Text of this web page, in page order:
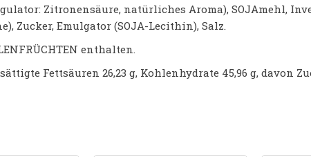
Zitronensäure, natürliches Aroma), SOJAmehl,
Zucker, Emulgator (SOJA-Lecithin), Salz.
enthalten.
Fettsäuren 26,23 g, Kohlenhydrate 45,96 g, davon